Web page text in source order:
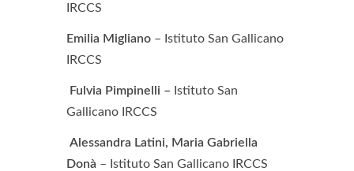
IRCCS
Emilia Migliano – Istituto San Gallicano
IRCCS
Fulvia Pimpinelli – Istituto San
Gallicano IRCCS
Alessandra Latini, Maria Gabriella
Donà – Istituto San Gallicano IRCCS